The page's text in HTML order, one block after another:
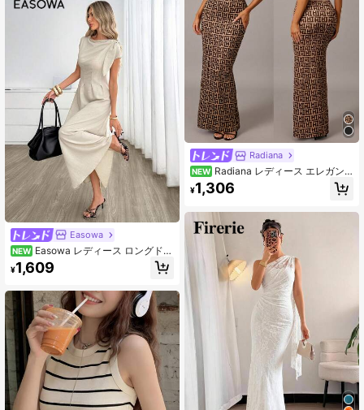
Easowa
NEW Easowa レディース ロングドレ
ス ラウンドネック 肩紐 ドロップシ
ョルダー ワイドショルダー ウエスト
ジュアル リラックス エレガント 通
勤 オールドマネースタイル 秋冬用
¥1,609
Radiana
NEW Radiana レディース エレガン
ト セクシー デイリー ベーシック レ
オパード柄 半袖 フィットドレス、洋
ンサート、カーニバルパーティー、
ボヘミアンスタイル、バケーショ
ン、お出かけ、ビーチホリデー、バ
チェロレットパーティー、カクテル
パーティーに適しています、合わせ
やすく、スリムに見え、ボディライ
ンを強調し、美しく見せます
¥1,306